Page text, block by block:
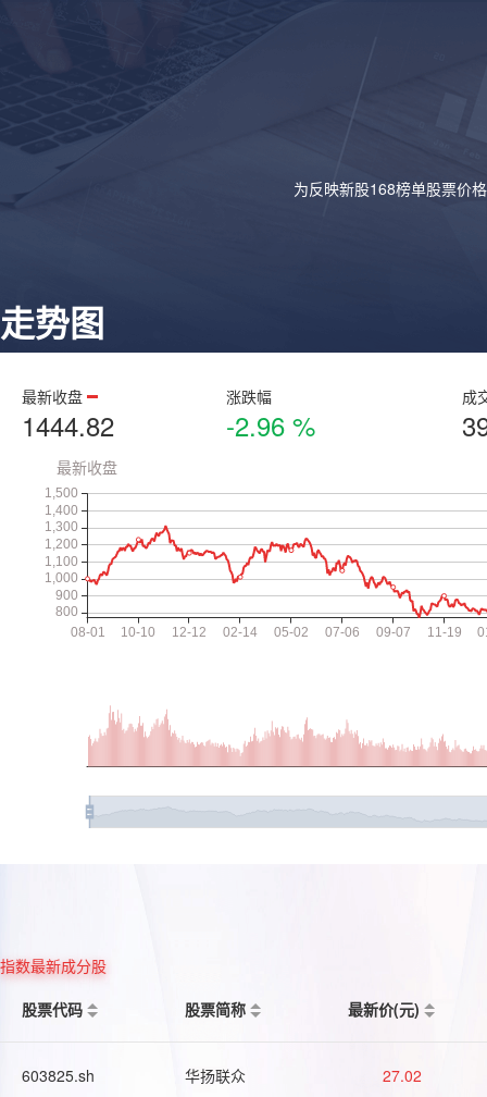
为反映新股168榜单股票价
走势图
最新收盘
1444.82
涨跌幅
-2.96 %
成
指数最新成分股
股票代码
股票简称 最新价(元)
603825.sh 华扬联众 27.02